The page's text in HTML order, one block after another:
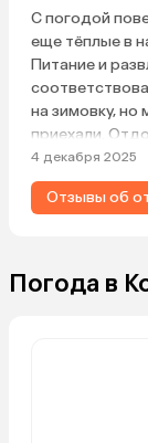
С погодой
еще тёплые в
Питание и
на зимовку, но
приехали.
голодными не
уютно,
понравилось.
4 декабря 2025
Отзывы об
Погода в